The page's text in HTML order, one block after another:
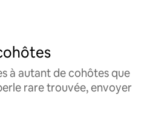
à autant de cohôtes que
rare trouvée, envoyer